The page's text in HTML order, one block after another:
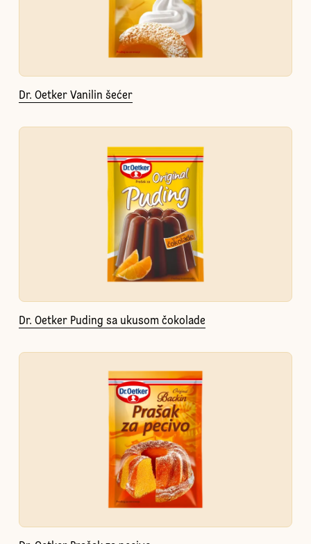
Dr. Oetker Vanilin šećer
Dr. Oetker Puding sa ukusom čokolade